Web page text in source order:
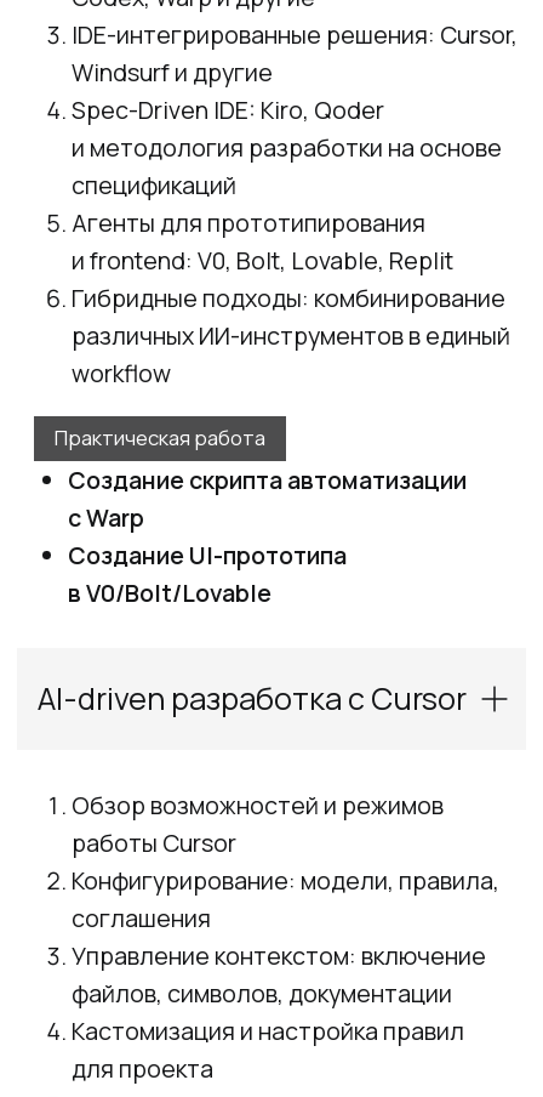
Практическая работа
Разработка тестов и автоматическая
проверка качества кода
Запуск тестов и анализ результатов
Формирование отчетов о тестовом
покрытии
Онбординг и работа с legacy
Практическая работа
итераций разработки
Использование ИИ-агента
для быстрого понимания структуры
и логики существующего проекта
с помощью ИИ-инструментов
Генерация проектной документации
для быстрого погружения
Настройка локального окружения
Запуск и проверка работоспособности
компонентов
Изучение правил совместной работы
Разработка API-сервиса
и базовый DevOps
проекта
Проектирование API
Разработка и документирование API-
сервиса
Рефакторинг Telegram-бота